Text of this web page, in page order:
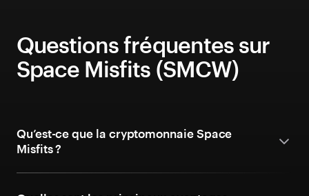
Questions fréquentes sur
Space Misfits (SMCW)
Qu’est-ce que la cryptomonnaie Space
Misfits ?